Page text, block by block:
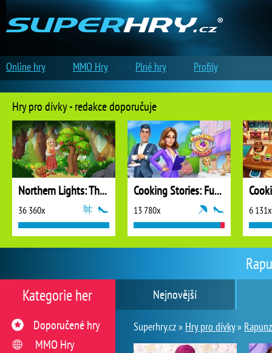
Nejnovější
Superhry.cz » Hry pro dívky»
Kategorie her
Doporučené hry
MMO Hry
Hry pro dívky - redakce doporučuje
Northern Lights: The Secret of the Forest
36 360x
Cooking Stories: Fun Cafe Game
13 780x 6 131x
Online hry MMO Hry Plné hry Profily